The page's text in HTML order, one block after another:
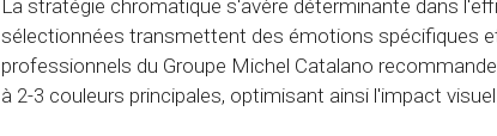
La stratégie chromatique s'avère déterminante dans
sélectionnées transmettent des émotions spécifiques
professionnels du Groupe Michel Catalano
à 2-3 couleurs principales, optimisant ainsi l'impact